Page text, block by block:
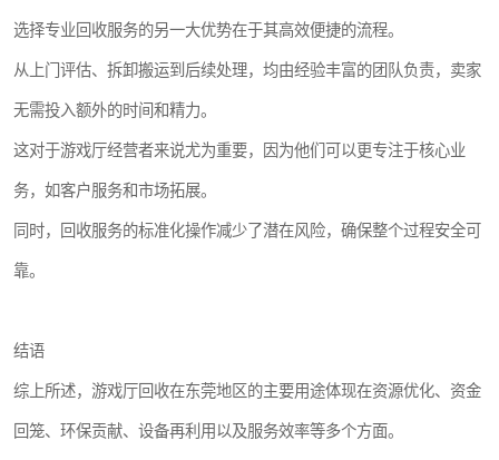
选择专业回收服务的另一大优势在于其高效便捷的流程。
从上门评估、拆卸搬运到后续处理，均由经验丰富的团队负责，卖家
无需投入额外的时间和精力。
这对于游戏厅经营者来说尤为重要，因为他们可以更专注于核心业
务，如客户服务和市场拓展。
同时，回收服务的标准化操作减少了潜在风险，确保整个过程安全可
靠。
结语
综上所述，游戏厅回收在东莞地区的主要用途体现在资源优化、资金
回笼、环保贡献、设备再利用以及服务效率等多个方面。